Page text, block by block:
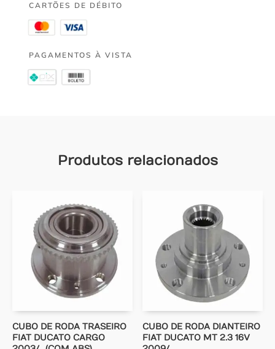
CARTÕES DE DÉBITO
PAGAMENTOS À VISTA
Produtos relacionados
CUBO DE RODA TRASEIRO
FIAT DUCATO CARGO
CUBO DE RODA DIANTEIRO
FIAT DUCATO MT 2.3 16V